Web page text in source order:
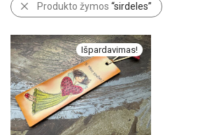
Produkto žymos “sirdeles”
Išpardavimas!